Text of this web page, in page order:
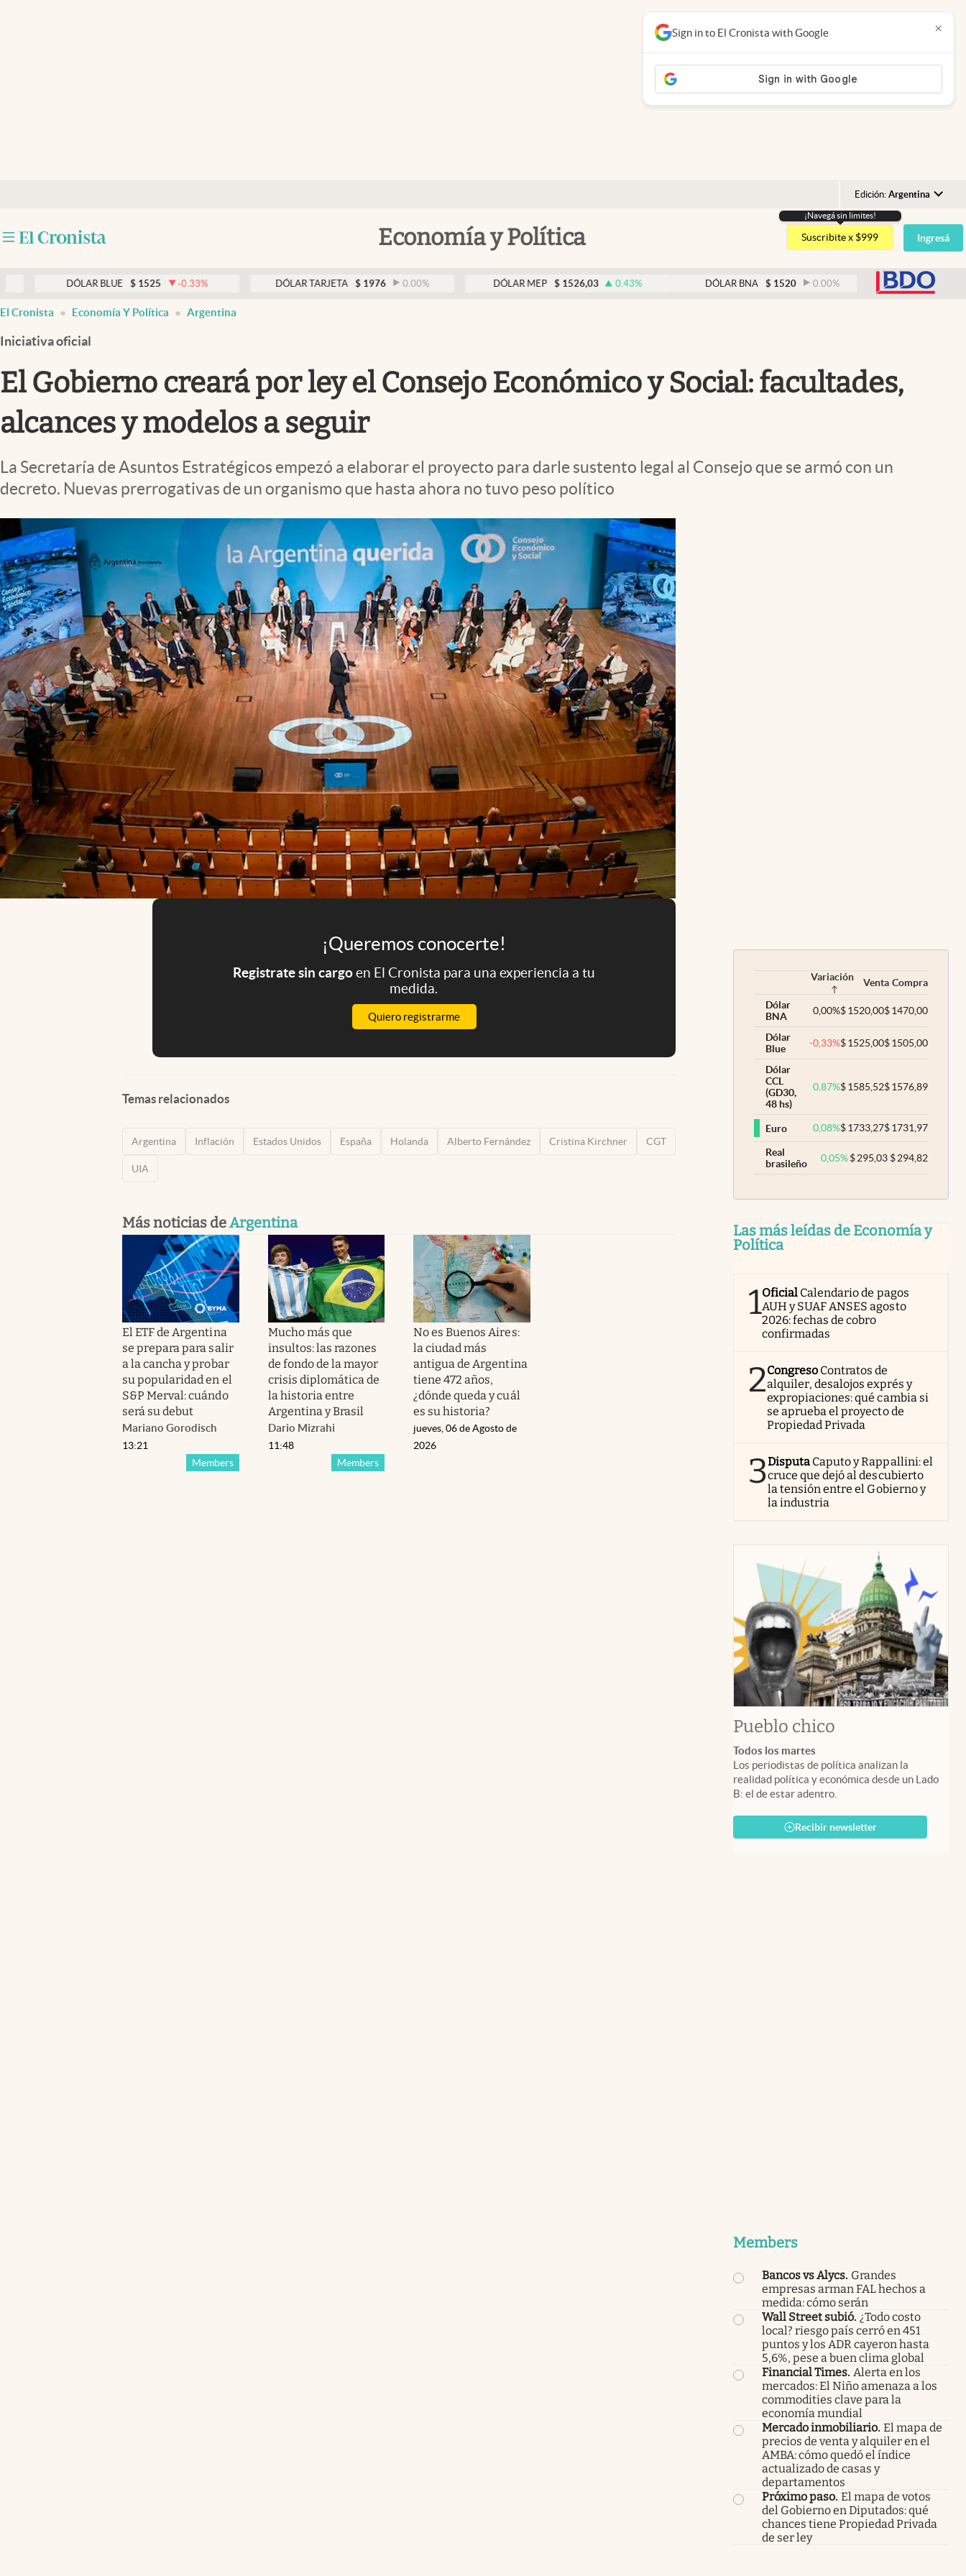
Edición: Argentina
Argentina
España
USA
Economía y Política
Clima
Mundial 2026
El Cronista Studio
Mediakit
abre en nueva pestaña
¡Navegá sin limites!
Suscribite x $999 Ingresá
DÓLAR BLUE $ 1525 -0.33% DÓLAR TARJETA $ 1976 0.00% DÓLAR MEP $ 1526,03 0.43% DÓLAR BNA $ 1520 0.00% DÓLAR BLUE
Sign in to El Cronista with Google ×
El Cronista Economía Y Política Argentina
Iniciativa oficial
El Gobierno creará por ley el Consejo Económico y Social: facultades,
alcances y modelos a seguir
La Secretaría de Asuntos Estratégicos empezó a elaborar el proyecto para darle sustento legal al Consejo que se armó con un
decreto. Nuevas prerrogativas de un organismo que hasta ahora no tuvo peso político
¡Queremos conocerte!
Registrate sin cargoen El Cronista para una experiencia a tu
medida.
Quiero registrarme
Temas relacionados
Argentina Inflación Estados Unidos España Holanda Alberto Fernández Cristina Kirchner CGT
UIA
Más noticias deArgentina
El ETF de Argentina
se prepara para salir
a la cancha y probar
su popularidad en el
S&P Merval: cuándo
será su debut
Mariano Gorodisch
Members
13:21
Mucho más que
insultos: las razones
de fondo de la mayor
crisis diplomática de
la historia entre
Argentina y Brasil
Dario Mizrahi
Members
11:48
No es Buenos Aires:
la ciudad más
antigua de Argentina
tiene 472 años,
¿dónde queda y cuál
es su historia?
jueves, 06 de Agosto de
2026
Variación Venta Compra
Dólar
BNA
0,00%$1520,00$1470,00
Dólar
Blue
-0,33%$1525,00$1505,00
Dólar
CCL
(GD30,
48 hs)
0,87%$1585,52$1576,89
Euro 0,08%$1733,27$1731,97
Real
brasileño
0,05% $295,03 $294,82
Las más leídas de Economía y
Política
1Oficial Calendario de pagos
AUH y SUAF ANSES agosto
2026: fechas de cobro
confirmadas
2Congreso Contratos de
alquiler, desalojos exprés y
expropiaciones: qué cambia si
se aprueba el proyecto de
Propiedad Privada
3Disputa Caputo y Rappallini: el
cruce que dejó al descubierto
la tensión entre el Gobierno y
la industria
Pueblo chico
Todos los martes
Los periodistas de política analizan la
realidad política y económica desde un Lado
B: el de estar adentro.
Recibir newsletter
Members
Bancos vs Alycs. Grandes
empresas arman FAL hechos a
medida: cómo serán
Wall Street subió. ¿Todo costo
local? riesgo país cerró en 451
puntos y los ADR cayeron hasta
5,6%, pese a buen clima global
Financial Times. Alerta en los
mercados: El Niño amenaza a los
commodities clave para la
economía mundial
Mercado inmobiliario. El mapa de
precios de venta y alquiler en el
AMBA: cómo quedó el índice
actualizado de casas y
departamentos
Próximo paso. El mapa de votos
del Gobierno en Diputados: qué
chances tiene Propiedad Privada
de ser ley